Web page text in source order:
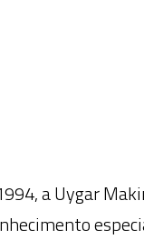
a Uygar